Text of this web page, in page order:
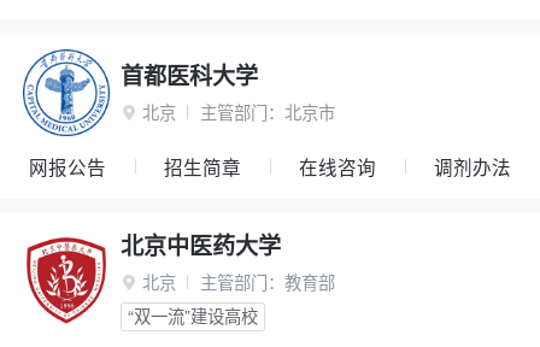
首都医科大学
 北京 主管部门： 北京市
网报公告 招生简章 在线咨询 调剂办法
北京中医药大学
 北京 主管部门： 教育部
“双一流”建设高校